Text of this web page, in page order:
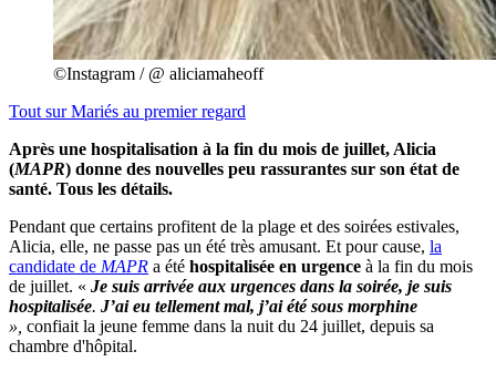
©Instagram / @ aliciamaheoff
Tout surMariés au premier regard
Après une hospitalisation à la fin du mois de juillet, Alicia
(MAPR) donne des nouvelles peu rassurantes sur son état de
santé. Tous les détails.
Pendant que certains profitent de la plage et des soirées estivales,
Alicia, elle, ne passe pas un été très amusant. Et pour cause, la
candidate de MAPR a été hospitalisée en urgence à la fin du mois
de juillet. « Je suis arrivée aux urgences dans la soirée, je suis
hospitalisée. J’ai eu tellement mal, j’ai été sous morphine
», confiait la jeune femme dans la nuit du 24 juillet, depuis sa
chambre d'hôpital.